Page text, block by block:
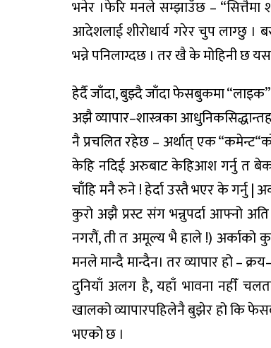
भनेर ।फेरिमनलेसम्झाउँछ – “सित्तैमा
आदेशलाईशीरोधार्यगरेरचुपलाग्छु ।
भन्नेपनिलाग्दछ । तरखैकेमोहिनीछ
हेर्दैजाँदा,बुझ्दैजाँदाफेसबुकमा“लाइक”
अझैव्यापार–शास्त्रकाआधुनिक
नैप्रचलितरहेछ–अर्थात्एक“कमेन्ट“
केहिनदिईअरुबाटकेहिआशगर्नुत
चाँहिमनैरुने!हेर्दाउस्तैभएरकेगर्नु|
कुरोअझैप्रस्टसंगभन्नुपर्दा आफ्नोअति
नगरौं,तीतअमूल्यभैहाले!) अर्काको
मनलेमान्दैमान्दैन। तरव्यापारहो–क्रय
दुनियाँ अलग है,यहाँ भावना नहीँ
खालकोव्यापारपहिलेनैबुझेरहोकि
भएकोछ ।